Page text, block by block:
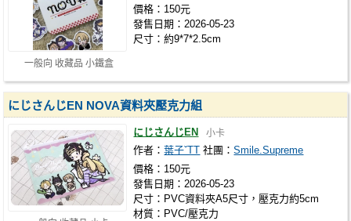
一般向 收藏品 小鐵盒
價格：150元
發售日期：2026-05-23
尺寸：約9*7*2.5cm
にじさんじEN NOVA資料夾壓克力組
にじさんじEN 小卡
作者：葉子ˇTT 社團：Smile.Supreme
價格：150元
發售日期：2026-05-23
尺寸：PVC資料夾A5尺寸，壓克力約5cm
材質：PVC/壓克力